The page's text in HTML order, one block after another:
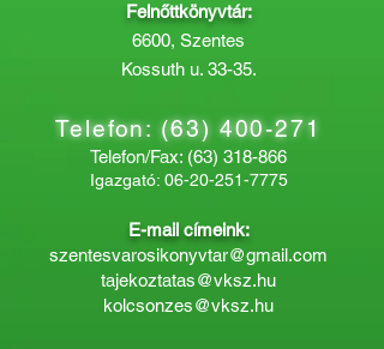
Felnőttkönyvtár:
6600, Szentes
Kossuth u. 33-35.
Telefon:(63) 400-271
Telefon/Fax: (63) 318-866
Igazgató: 06-20-251-7775
E-mail címeink:
szentesvarosikonyvtar@gmail.com
tajekoztatas@vksz.hu
kolcsonzes@vksz.hu